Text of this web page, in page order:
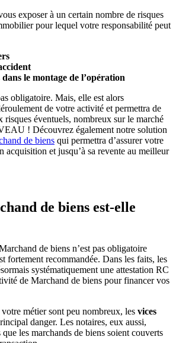
exposer à un certain nombre de risques
pour lequel votre responsabilité peut
le montage de l’opération
obligatoire. Mais, elle est alors
de votre activité et permettra de
risques éventuels, nombreux sur le marché
! Découvrez également notre solution
de biens qui permettra d’assurer votre
acquisition et jusqu’à sa revente au meilleur
de biens est-elle
de biens n’est pas obligatoire
fortement recommandée. Dans les faits, les
systématiquement une attestation RC
de Marchand de biens pour financer vos
métier sont peu nombreux, les vices
danger. Les notaires, eux aussi,
les marchands de biens soient couverts